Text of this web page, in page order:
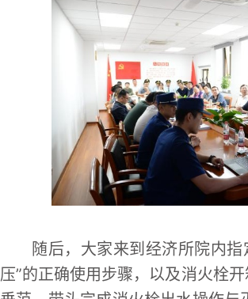
随后，大家来到经济所院内
压”的正确使用步骤，以及消火栓